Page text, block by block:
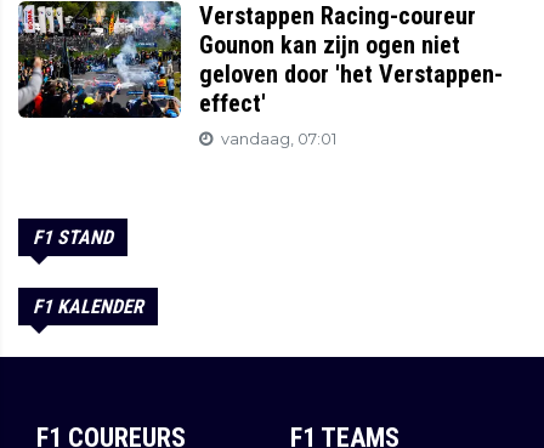
Verstappen Racing-coureur
Gounon kan zijn ogen niet
geloven door 'het Verstappen-
effect'
vandaag, 07:01
F1 STAND
F1 KALENDER
F1 COUREURS F1 TEAMS